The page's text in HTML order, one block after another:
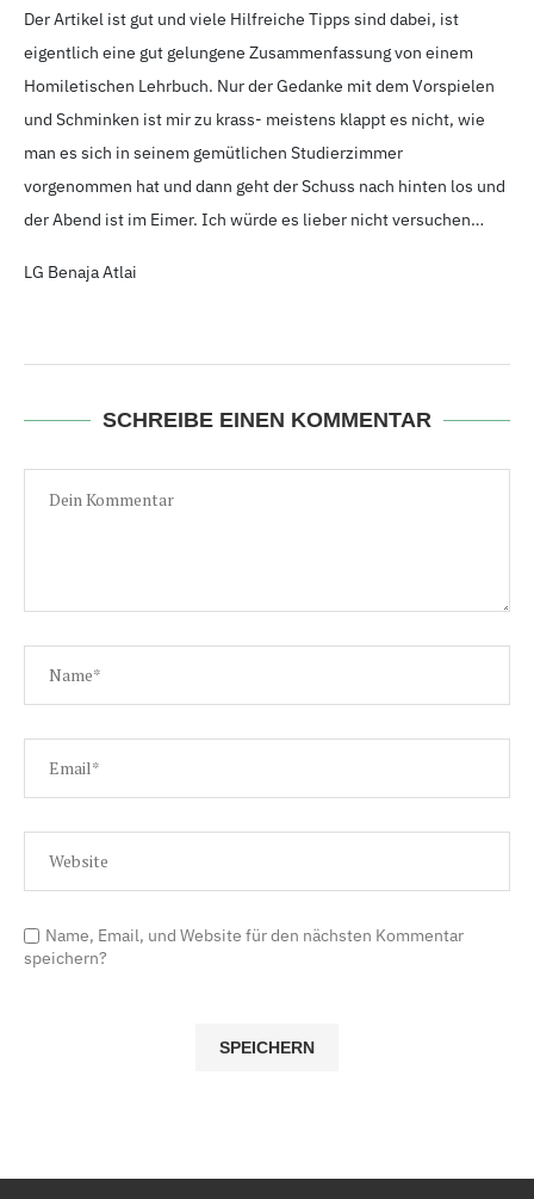
Der Artikel ist gut und viele Hilfreiche Tipps sind dabei, ist
eigentlich eine gut gelungene Zusammenfassung von einem
Homiletischen Lehrbuch. Nur der Gedanke mit dem Vorspielen
und Schminken ist mir zu krass- meistens klappt es nicht, wie
man es sich in seinem gemütlichen Studierzimmer
vorgenommen hat und dann geht der Schuss nach hinten los und
der Abend ist im Eimer. Ich würde es lieber nicht versuchen…
LG Benaja Atlai
SCHREIBE EINEN KOMMENTAR
Name, Email, und Website für den nächsten Kommentar
speichern?